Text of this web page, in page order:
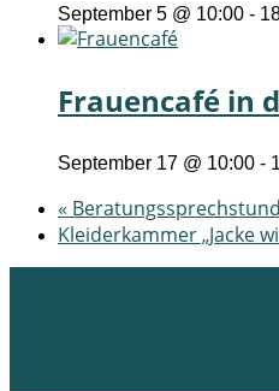
September 5 @ 10:00 -
Frauencafé in
September 17 @ 10:00 -
«
Kleiderkammer „Jacke